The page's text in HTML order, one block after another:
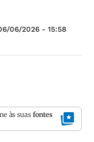
06/2026 - 15:58
às suas fontes